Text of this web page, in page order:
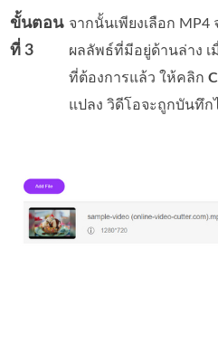
ขั้นตอน
ที่ 3
จากนั้นเพียงเลือก MP4
ผลลัพธ์ที่มีอยู่ด้านล่าง เ
ที่ต้องการแล้ว ให้คลิก
แปลง วิดีโอจะถูกบันทึก